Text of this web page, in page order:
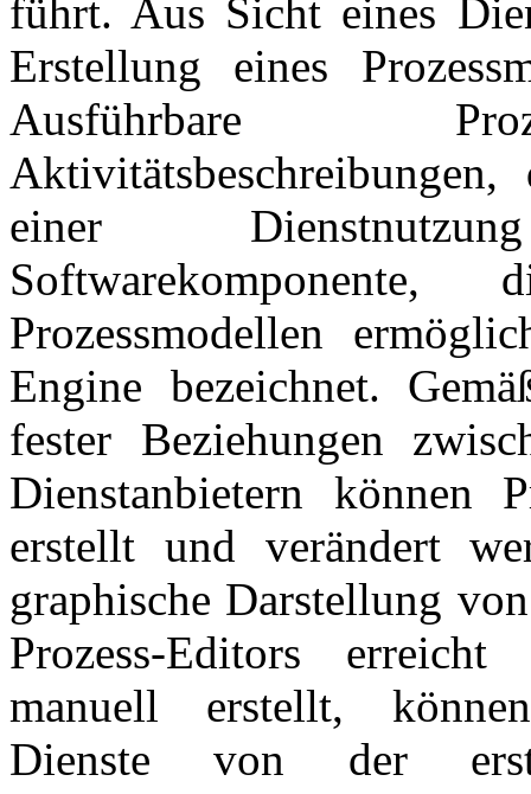
führt. Aus Sicht eines
Erstellung eines
Ausführbare
einer
Prozessmodellen
Engine bezeichnet.
fester Beziehungen
Dienstanbietern können
erstellt und verändert
graphische Darstellung
Prozess-Editors erreicht
manuell erstellt,
Dienste von der